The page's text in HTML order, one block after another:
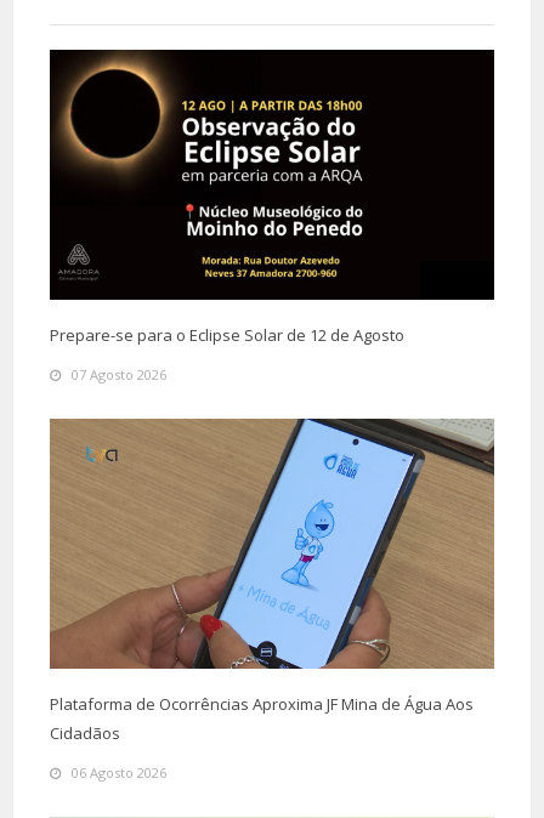
Prepare-se para o Eclipse Solar de 12 de Agosto
07 Agosto 2026
Plataforma de Ocorrências Aproxima JF Mina de Água Aos
Cidadãos
06 Agosto 2026